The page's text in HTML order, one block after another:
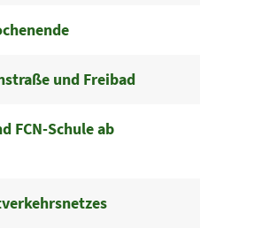
und Freibad
FCN-Schule ab